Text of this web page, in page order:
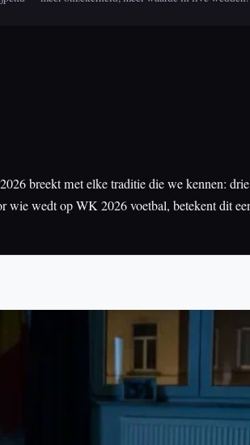
breekt met elke traditie die we kennen:
wie wedt op WK 2026 voetbal, betekent dit